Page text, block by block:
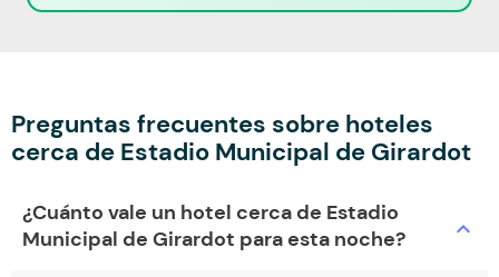
Preguntas frecuentes sobre hoteles
cerca de Estadio Municipal de Girardot
¿Cuánto vale un hotel cerca de Estadio
Municipal de Girardot para esta noche?
expand_more